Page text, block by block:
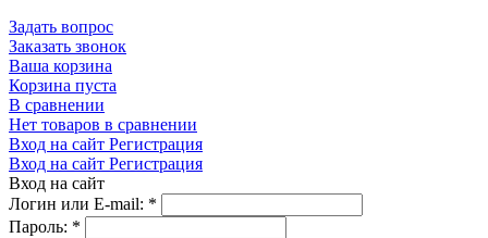
Задать вопрос
Заказать звонок
Ваша корзина
Корзина пуста
В сравнении
Нет товаров в сравнении
Вход на сайт Регистрация
Вход на сайт Регистрация
Вход на сайт
Логин или E-mail: *
Пароль: *